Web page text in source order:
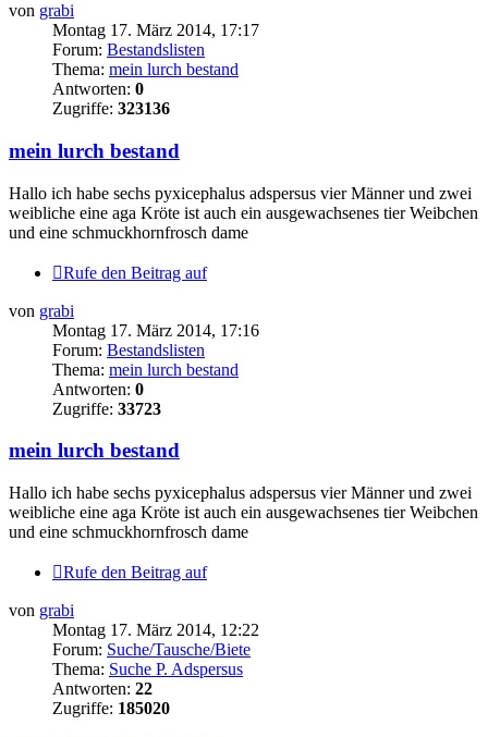
von grabi
Montag 17. März 2014, 17:17
Forum: Bestandslisten
Thema: mein lurch bestand
Antworten: 0
Zugriffe: 323136
mein lurch bestand
Hallo ich habe sechs pyxicephalus adspersus vier Männer und zwei
weibliche eine aga Kröte ist auch ein ausgewachsenes tier Weibchen
und eine schmuckhornfrosch dame
Rufe den Beitrag auf
von grabi
Montag 17. März 2014, 17:16
Forum: Bestandslisten
Thema: mein lurch bestand
Antworten: 0
Zugriffe: 33723
mein lurch bestand
Hallo ich habe sechs pyxicephalus adspersus vier Männer und zwei
weibliche eine aga Kröte ist auch ein ausgewachsenes tier Weibchen
und eine schmuckhornfrosch dame
Rufe den Beitrag auf
von grabi
Montag 17. März 2014, 12:22
Forum: Suche/Tausche/Biete
Thema: Suche P. Adspersus
Antworten: 22
Zugriffe: 185020